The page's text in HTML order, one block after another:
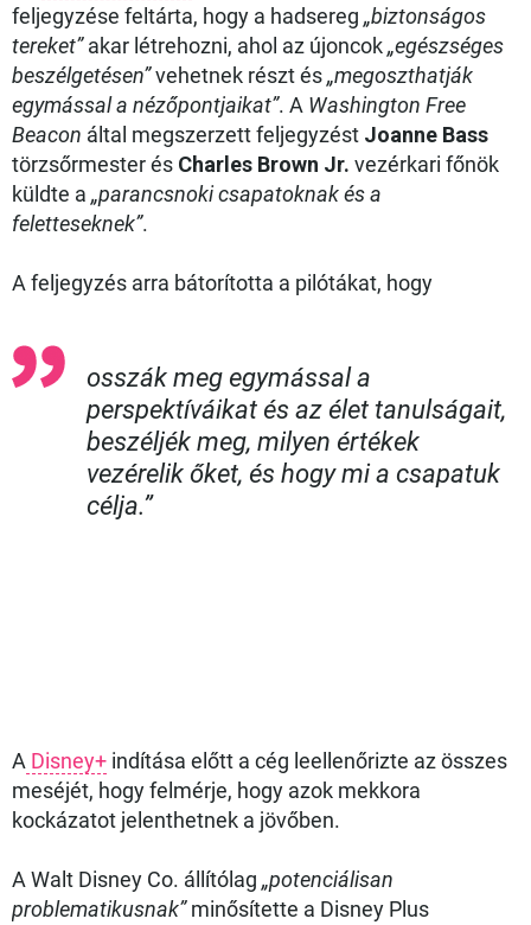
feljegyzése feltárta, hogy a hadsereg „biztonságos
tereket”akar létrehozni, ahol az újoncok„egészséges
beszélgetésen”vehetnek részt és„megoszthatják
egymással a nézőpontjaikat”. A Washington Free
Beacon által megszerzett feljegyzést Joanne Bass
törzsőrmester és Charles Brown Jr. vezérkari főnök
küldte a „parancsnoki csapatoknak és a
feletteseknek”.
A feljegyzés arra bátorította a pilótákat, hogy
osszák meg egymással a
perspektíváikat és az élet tanulságait,
beszéljék meg, milyen értékek
vezérelik őket, és hogy mi a csapatuk
célja.”
A Disney+ indítása előtt a cég leellenőrizte az összes
meséjét, hogy felmérje, hogy azok mekkora
kockázatot jelenthetnek a jövőben.
A Walt Disney Co. állítólag „potenciálisan
problematikusnak”minősítette a Disney Plus